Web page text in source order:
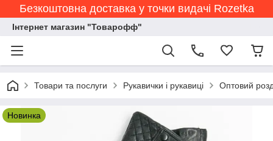
Безкоштовна доставка у точки видачі Rozetka
Інтернет магазин "Товарофф"
Товари та послуги Рукавички і рукавиці Оптовий
Новинка